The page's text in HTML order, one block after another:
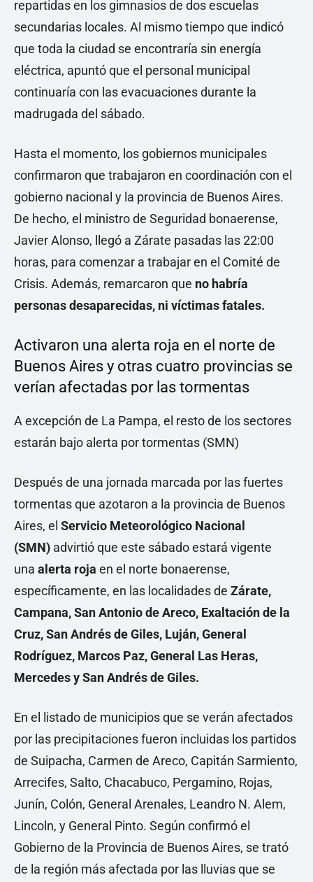
repartidas en los gimnasios de dos escuelas
secundarias locales. Al mismo tiempo que indicó
que toda la ciudad se encontraría sin energía
eléctrica, apuntó que el personal municipal
continuaría con las evacuaciones durante la
madrugada del sábado.
Hasta el momento, los gobiernos municipales
confirmaron que trabajaron en coordinación con el
gobierno nacional y la provincia de Buenos Aires.
De hecho, el ministro de Seguridad bonaerense,
Javier Alonso, llegó a Zárate pasadas las 22:00
horas, para comenzar a trabajar en el Comité de
Crisis. Además, remarcaron que no habría
personas desaparecidas, ni víctimas fatales.
Activaron una alerta roja en el norte de
Buenos Aires y otras cuatro provincias se
verían afectadas por las tormentas
A excepción de La Pampa, el resto de los sectores
estarán bajo alerta por tormentas (SMN)
Después de una jornada marcada por las fuertes
tormentas que azotaron a la provincia de Buenos
Aires, el Servicio Meteorológico Nacional
(SMN) advirtió que este sábado estará vigente
una alerta roja en el norte bonaerense,
específicamente, en las localidades de Zárate,
Campana, San Antonio de Areco, Exaltación de la
Cruz, San Andrés de Giles, Luján, General
Rodríguez, Marcos Paz, General Las Heras,
Mercedes y San Andrés de Giles.
En el listado de municipios que se verán afectados
por las precipitaciones fueron incluidas los partidos
de Suipacha, Carmen de Areco, Capitán Sarmiento,
Arrecifes, Salto, Chacabuco, Pergamino, Rojas,
Junín, Colón, General Arenales, Leandro N. Alem,
Lincoln, y General Pinto. Según confirmó el
Gobierno de la Provincia de Buenos Aires, se trató
de la región más afectada por las lluvias que se